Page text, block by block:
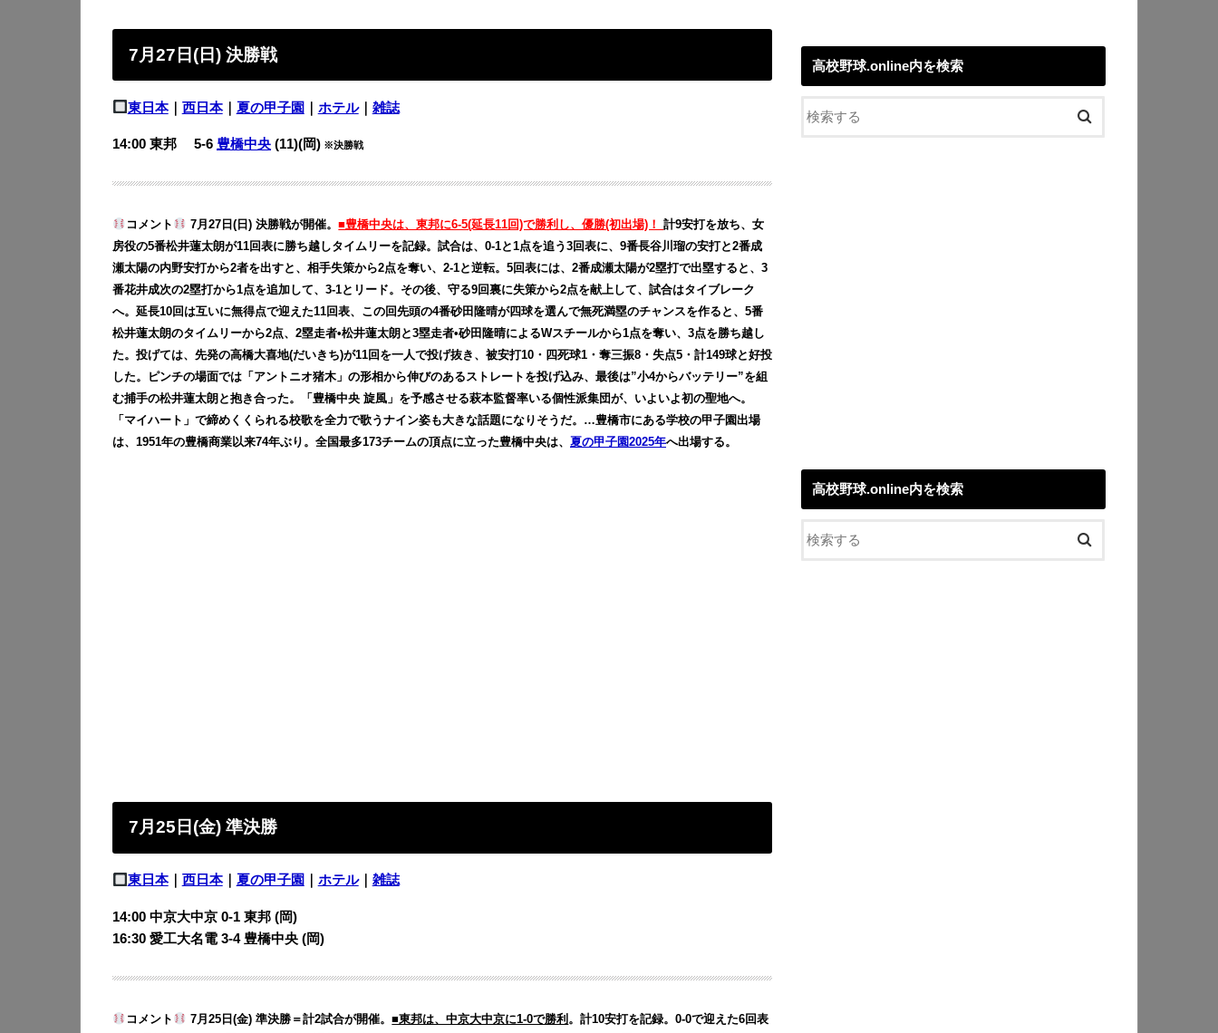
7月27日(日) 決勝戦
東日本｜ 西日本｜ 夏の甲子園 ホテル｜ 雑誌
14:00 東邦 5-6 豊橋中央 (11)(岡) ※決勝戦
コメント 7月27日(日) 決勝戦が開催。■豊橋中央は、東邦に6-5(延長11回)で勝利し、優勝(初出場)！計9安打を放ち、女
房役の5番松井蓮太朗が11回表に勝ち越しタイムリーを記録。試合は、0-1と1点を追う3回表に、9番長谷川瑠の安打と2番成
瀬太陽の内野安打から2者を出すと、相手失策から2点を奪い、2-1と逆転。5回表には、2番成瀬太陽が2塁打で出塁すると、3
番花井成次の2塁打から1点を追加して、3-1とリード。その後、守る9回裏に失策から2点を献上して、試合はタイブレーク
へ。延長10回は互いに無得点で迎えた11回表、この回先頭の4番砂田隆晴が四球を選んで無死満塁のチャンスを作ると、5番
松井蓮太朗のタイムリーから2点、2塁走者•松井蓮太朗と3塁走者•砂田隆晴によるWスチールから1点を奪い、3点を勝ち越し
た。投げては、先発の高橋大喜地(だいきち)が11回を一人で投げ抜き、被安打10・四死球1・奪三振8・失点5・計149球と好投
した。ピンチの場面では「アントニオ猪木」の形相から伸びのあるストレートを投げ込み、最後は”小4からバッテリー”を組
む捕手の松井蓮太朗と抱き合った。「豊橋中央 旋風」を予感させる萩本監督率いる個性派集団が、いよいよ初の聖地へ。
「マイハート」で締めくくられる校歌を全力で歌うナイン姿も大きな話題になりそうだ。…豊橋市にある学校の甲子園出場
は、1951年の豊橋商業以来74年ぶり。全国最多173チームの頂点に立った豊橋中央は、 夏の甲子園2025年へ出場する。
7月25日(金) 準決勝
東日本｜ 西日本｜ 夏の甲子園 ホテル｜ 雑誌
14:00 中京大中京 0-1 東邦 (岡)
16:30 愛工大名電 3-4 豊橋中央 (岡)
コメント 7月25日(金) 準決勝＝計2試合が開催。■東邦は、中京大中京に1-0で勝利 。計10安打を記録。0-0で迎えた6回表
高校野球.online内を検索
高校野球.online内を検索